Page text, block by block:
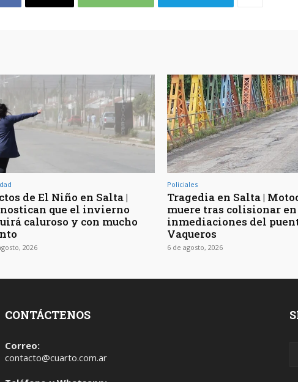
de El Niño en Salta |
que el invierno
caluroso y con mucho
2026
Policiales
Tragedia en Salta |
muere tras colisionar en
inmediaciones del
Vaqueros
6 de agosto, 2026
CONTÁCTENOS
Correo:
contacto@cuarto.com.ar